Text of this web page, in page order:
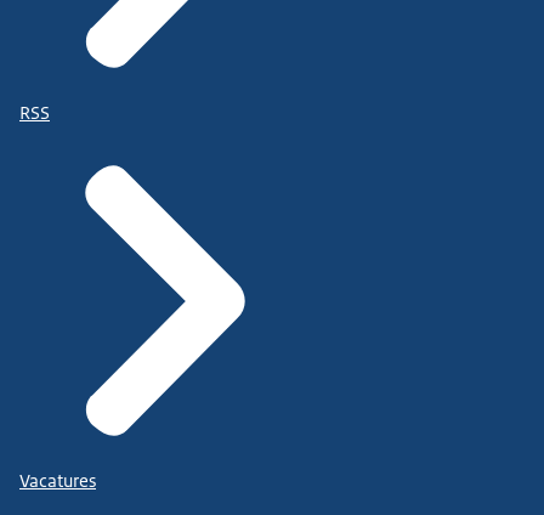
RSS
Vacatures